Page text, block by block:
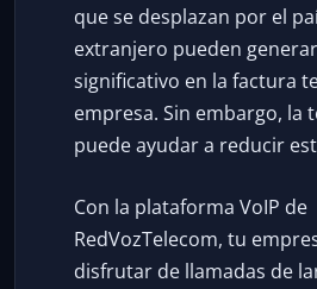
que se desplazan por el
extranjero pueden
significativo en la factura
empresa. Sin embargo, la
puede ayudar a reducir
Con la plataforma VoIP de
RedVozTelecom, tu
disfrutar de llamadas de